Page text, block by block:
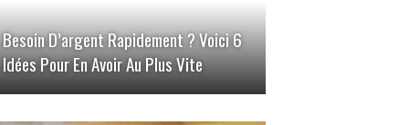
Besoin D’argent Rapidement ? Voici 6
Idées Pour En Avoir Au Plus Vite